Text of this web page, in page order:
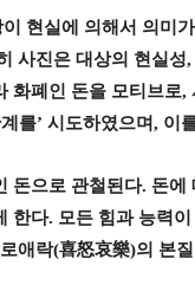
현실에 의해서 의미
사진은 대상의 현실성,
화폐인 돈을 모티브로,
를’ 시도하였으며, 이
돈으로 관철된다. 돈에
한다. 모든 힘과 능력
애락(喜怒哀樂)의 본